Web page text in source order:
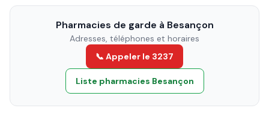
Pharmacies de garde à Besançon
Adresses, téléphones et horaires
📞 Appeler le 3237
Liste pharmacies Besançon